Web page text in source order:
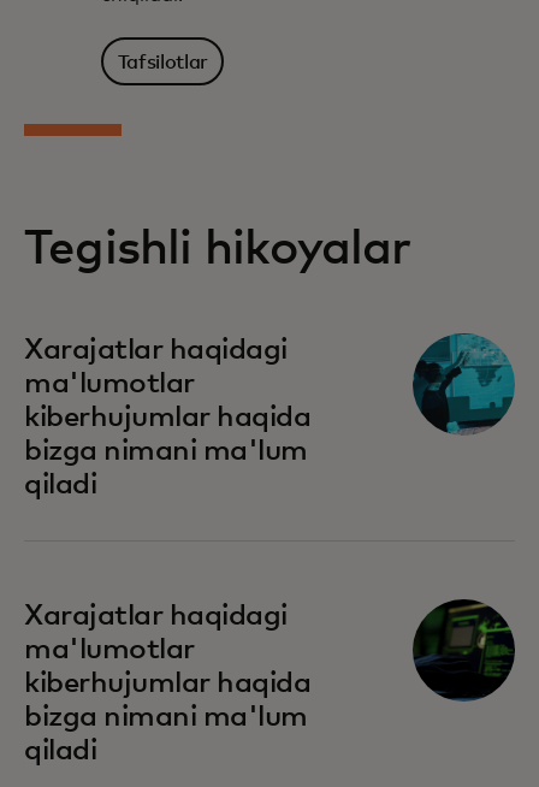
Tafsilotlar
Tegishli hikoyalar
Xarajatlar haqidagi
ma'lumotlar
kiberhujumlar haqida
bizga nimani ma'lum
qiladi
Xarajatlar haqidagi
ma'lumotlar
kiberhujumlar haqida
bizga nimani ma'lum
qiladi